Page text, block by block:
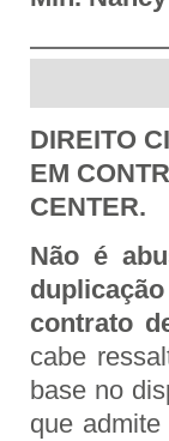
DIREITO
EM
CENTER.
Não é
contrato
cabe
base no
que